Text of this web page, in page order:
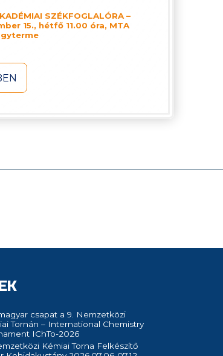
SZÉKFOGLALÓRA –
15., hétfő 11.00 óra, MTA
csapat a 9. Nemzetközi
Tornán – International Chemistry
IChTo-2026
Kémiai Torna Felkészítő